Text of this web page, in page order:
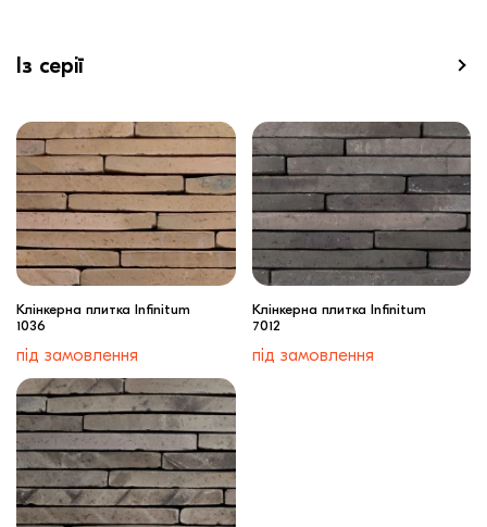
Із серії
Клінкерна плитка Infinitum
1036
під замовлення
Клінкерна плитка Infinitum
7012
під замовлення